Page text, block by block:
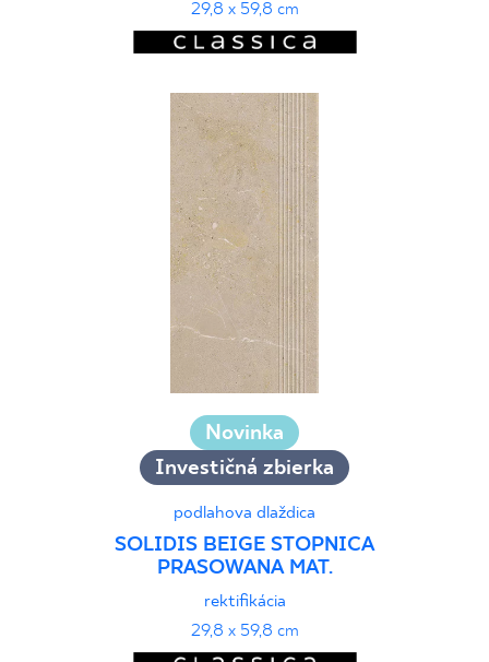
29,8 x 59,8 cm
Novinka
Investičná zbierka
podlahova dlaždica
SOLIDIS BEIGE STOPNICA
PRASOWANA MAT.
rektifikácia
29,8 x 59,8 cm